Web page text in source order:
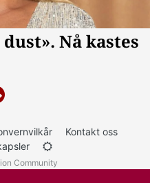
Kontakt oss
Community